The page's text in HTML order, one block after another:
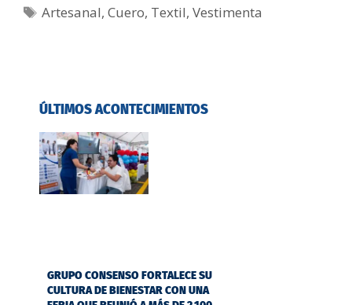
Artesanal,Cuero, Textil,Vestimenta
ÚLTIMOS ACONTECIMIENTOS
GRUPO CONSENSO FORTALECE SU
CULTURA DE BIENESTAR CON UNA